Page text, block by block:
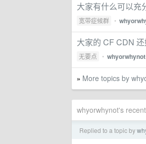
大家有什么可以充
宽带症候群 •
大家的 CF CDN 还
无要点 • whyorwhynot
» More topics by
whyorwhynot's
Replied to a topic by